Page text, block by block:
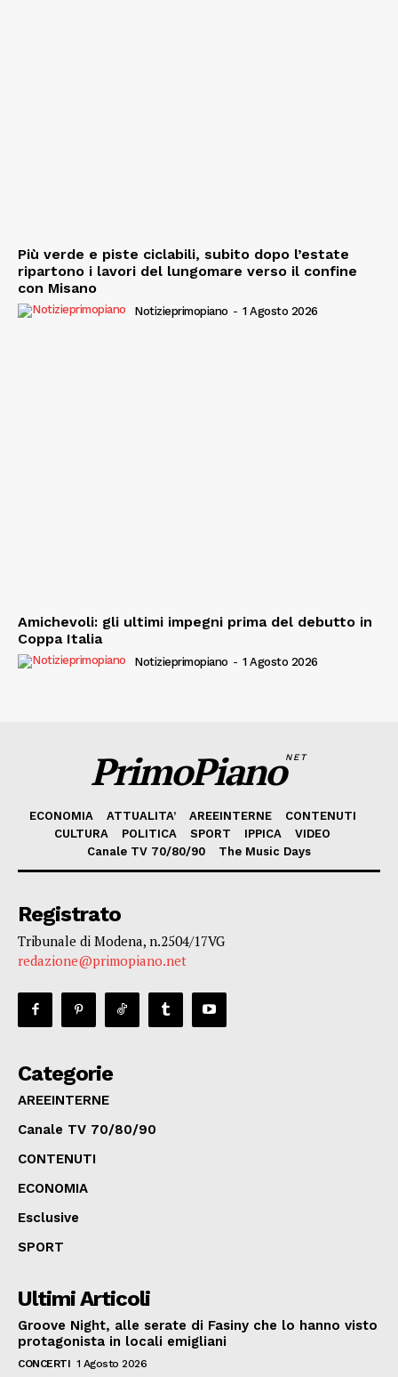
Più verde e piste ciclabili, subito dopo l’estate
ripartono i lavori del lungomare verso il confine
con Misano
Notizieprimopiano - 1 Agosto 2026
Amichevoli: gli ultimi impegni prima del debutto in
Coppa Italia
Notizieprimopiano - 1 Agosto 2026
PrimoPianoNET
ECONOMIA ATTUALITA’ AREEINTERNE
CONTENUTI
CULTURA
POLITICA SPORT IPPICA
VIDEO
Canale TV 70/80/90
The Music Days
Registrato
Tribunale di Modena, n.2504/17VG
redazione@primopiano.net
Categorie
AREEINTERNE
Canale TV 70/80/90
CONTENUTI
ECONOMIA
Esclusive
SPORT
Ultimi Articoli
Groove Night, alle serate di Fasiny che lo hanno visto
protagonista in locali emigliani
CONCERTI 1 Agosto 2026